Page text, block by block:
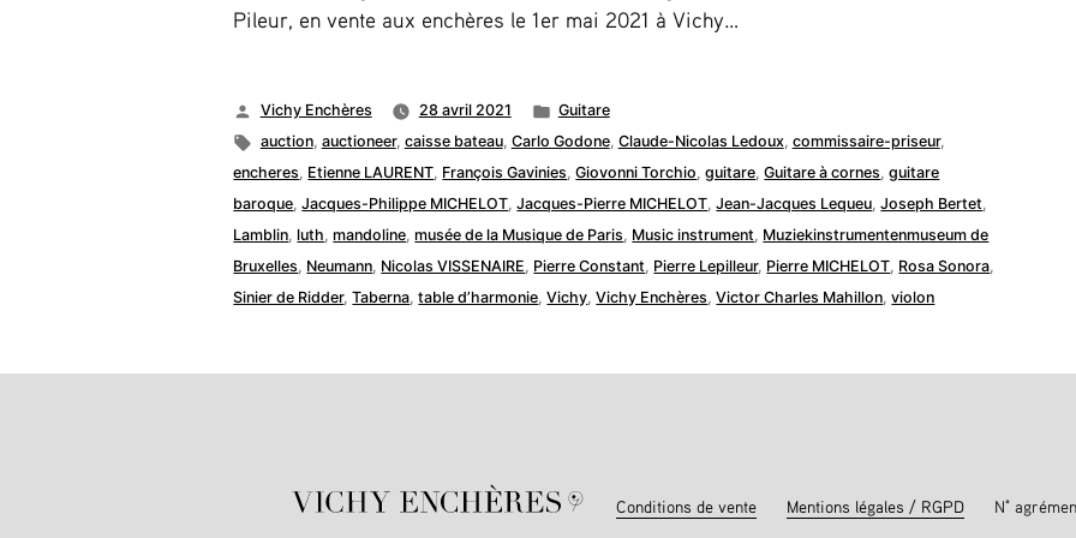
Pileur, en vente aux enchères le 1er mai 2021 à Vichy…
Publié
par
Vichy Enchères 28 avril 2021
Publié
dans
Guitare
Étiquettes :
auction, auctioneer, caisse bateau, Carlo Godone, Claude-Nicolas Ledoux, commissaire-priseur,
encheres Etienne LAURENT François Gavinies ,Giovonni Torchio ,guitare ,Guitare à cornes ,guitare
baroque ,Jacques-Philippe MICHELOT ,Jacques-Pierre MICHELOT ,Jean-Jacques Lequeu ,Joseph Bertet
Lamblin ,luth ,mandoline ,musée de la Musique de Paris Music instrument Muziekinstrumentenmuseum de
Bruxelles Neumann Nicolas VISSENAIRE Pierre Constant Pierre Lepilleur, Pierre MICHELOT Rosa Sonora
Sinier de Ridder,Taberna ,table d’harmonie ,Vichy ,Vichy Enchères ,Victor Charles Mahillon ,violon
Conditions de vente Mentions légales / RGPD N°